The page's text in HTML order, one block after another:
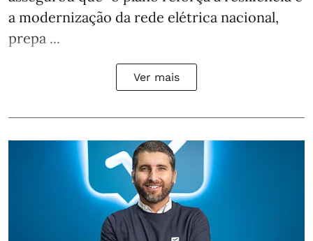
a modernização da rede elétrica nacional,
prepa ...
Ver mais